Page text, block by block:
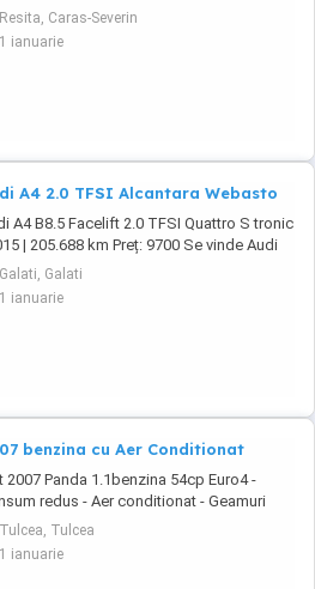
in cinci viteze Kilometraj 258.587 km,
Se poate trimite in privat raport
Proprietar din anul 2017. Interior
Resita, Caras-Severin
1 ianuarie
A4 2.0 TFSI Alcantara Webasto
A4 B8.5 Facelift 2.0 TFSI Quattro S tronic
| 205.688 km Preț: 9700 Se vinde Audi
Facelift, an fabricație 2015, motor 2.0
benzină, cutie automată S tronic și
Quattro. Mașina este într-o stare
Galati, Galati
1 ianuarie
benzina cu Aer Conditionat
2007 Panda 1.1benzina 54cp Euro4 -
redus - Aer conditionat - Geamuri
- Oglinzile reglabile - Sistem ftanare
- Airbaguri frontale - Radio CD cu MP3 -
de iarna M+S - Portbagaj foarte
Tulcea, Tulcea
1 ianuarie